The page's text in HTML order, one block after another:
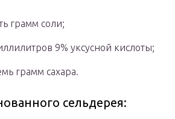
грамм соли;
9% уксусной кислоты;
грамм сахара.
сельдерея: